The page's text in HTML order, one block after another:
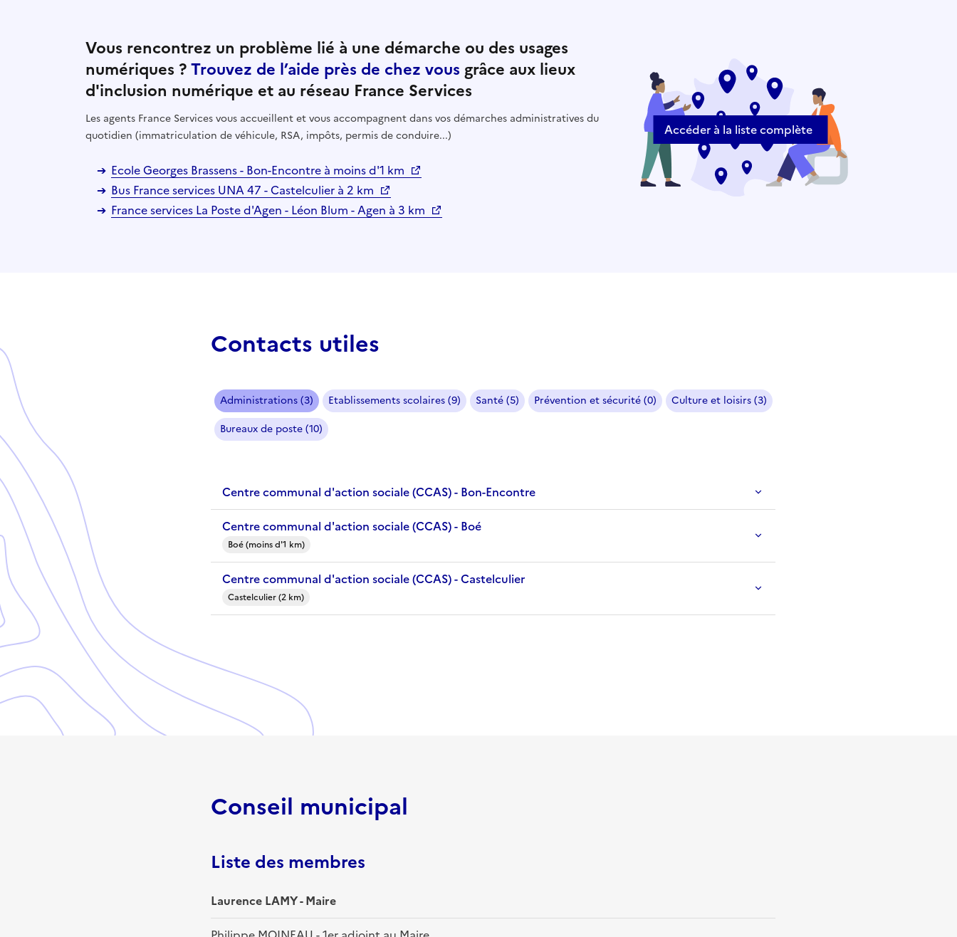
Vous rencontrez un problème lié à une démarche ou des usages
numériques ?Trouvez de l’aide près de chez vous grâce aux lieux
d'inclusion numérique et au réseau France Services
Les agents France Services vous accueillent et vous accompagnent dans vos démarches administratives du
quotidien (immatriculation de véhicule, RSA, impôts, permis de conduire...)
Ecole Georges Brassens - Bon-Encontre à moins d'1 km
Bus France services UNA 47 - Castelculier à 2 km
France services La Poste d'Agen - Léon Blum - Agen à 3 km
Accéder à la liste complète
Contacts utiles
Administrations (3) Etablissements scolaires (9) Santé (5) Prévention et sécurité (0)
Culture et loisirs (3)
Bureaux de poste (10)
Centre communal d'action sociale (CCAS) - Bon-Encontre
Centre communal d'action sociale (CCAS) - Boé
Boé (moins d'1 km)
Centre communal d'action sociale (CCAS) - Castelculier
Castelculier (2 km)
Conseil municipal
Liste des membres
Laurence LAMY - Maire